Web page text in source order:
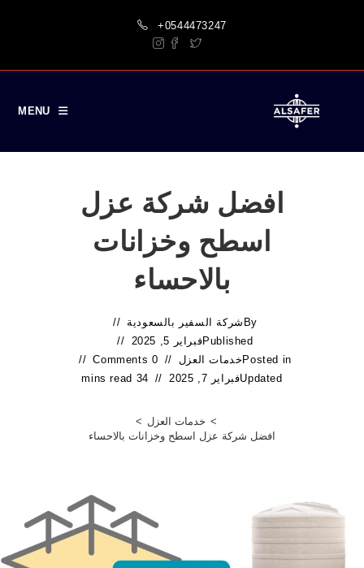
+0544473247
MENU
افضل شركة عزل
اسطح وخزانات
بالاحساء
By شركة السفير بالسعودية
Publishedفبراير 5, 2025
Posted in خدمات العزل
0 Comments
Updatedفبراير 7, 2025 34 mins read
> خدمات العزل >
افضل شركة عزل اسطح وخزانات بالاحساء